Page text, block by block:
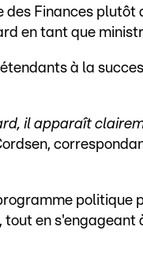
Finances plutôt
en tant que
à la
il apparaît
politique
en s'engageant